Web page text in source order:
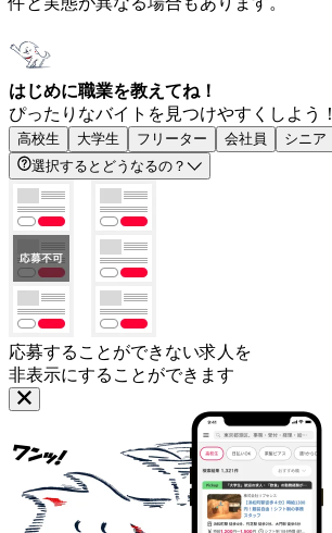
はじめに職業を教えてね！
ぴったりなバイトを見つけやすくしよう！
高校生 大学生 フリーター 会社員 シニア
選択するとどうなるの？
応募することができない求人を
非表示にすることができます